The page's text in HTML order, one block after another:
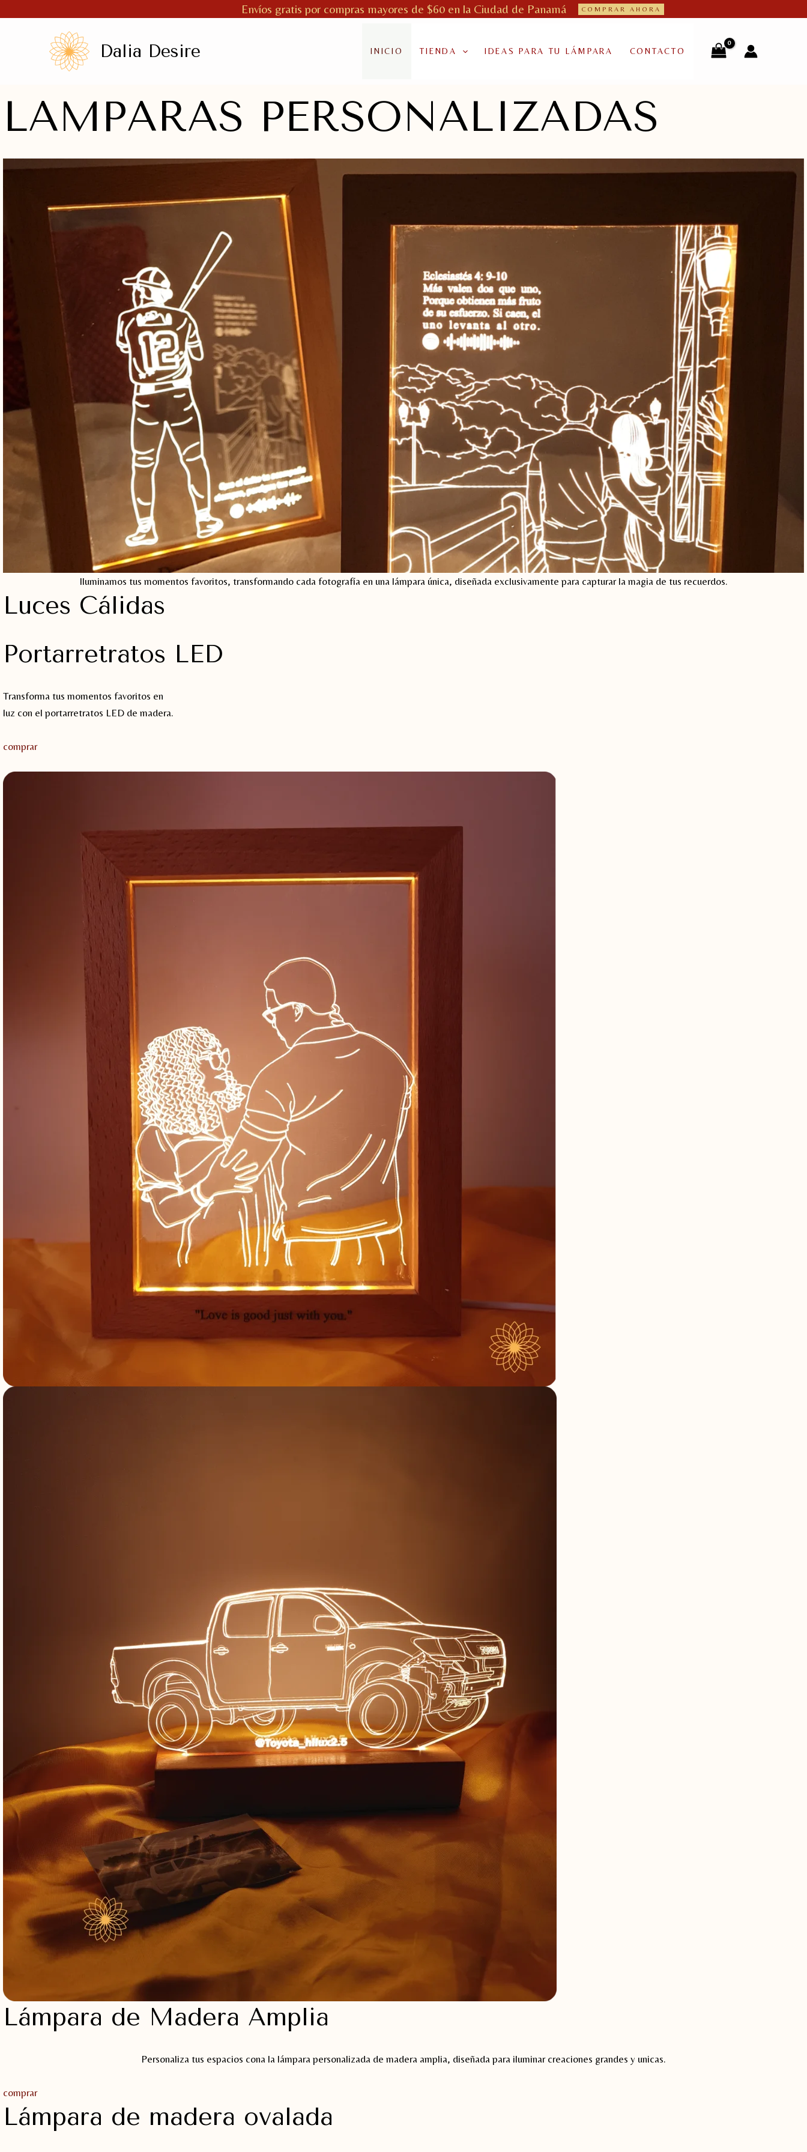
Envíos gratis por compras mayores de $60 en la Ciudad de Panamá COMPRAR AHORA
Dalia Desire INICIO TIENDA IDEAS PARA TU LÁMPARA CONTACTO
LAMPARAS PERSONALIZADAS
Iluminamos tus momentos favoritos, transformando cada fotografía en una lámpara única, diseñada exclusivamente para capturar la magia de tus recuerdos.
Luces Cálidas
Portarretratos LED
Transforma tus momentos favoritos en
luz con el portarretratos LED de madera.
comprar
Lámpara de Madera Amplia
Personaliza tus espacios cona la lámpara personalizada de madera amplia, diseñada para iluminar creaciones grandes y unicas.
comprar
Lámpara de madera ovalada